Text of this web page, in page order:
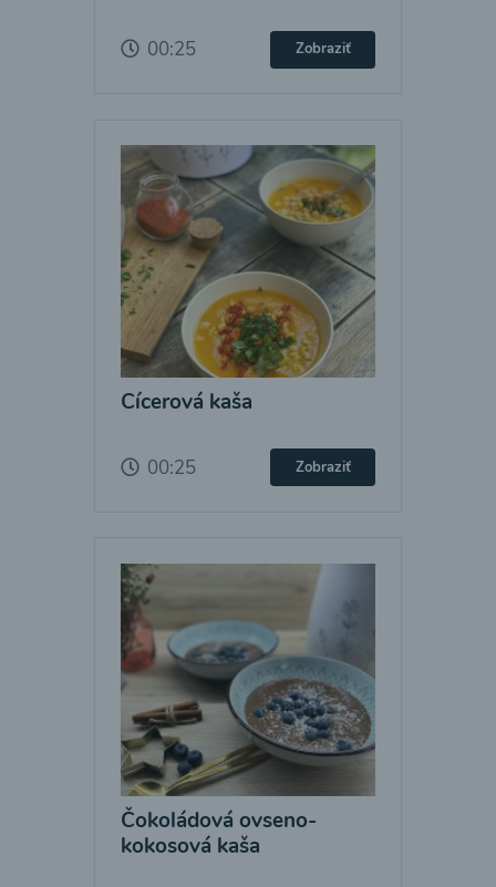
00:25 Zobraziť
Cícerová kaša
00:25 Zobraziť
Čokoládová ovseno-
kokosová kaša